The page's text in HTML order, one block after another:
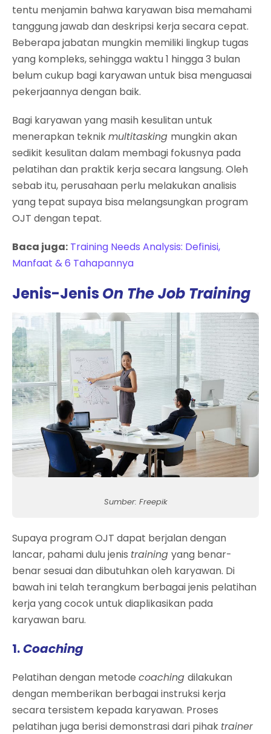
tentu menjamin bahwa karyawan bisa memahami
tanggung jawab dan deskripsi kerja secara cepat.
Beberapa jabatan mungkin memiliki lingkup tugas
yang kompleks, sehingga waktu 1 hingga 3 bulan
belum cukup bagi karyawan untuk bisa menguasai
pekerjaannya dengan baik.
Bagi karyawan yang masih kesulitan untuk
menerapkan teknikmultitasking mungkin akan
sedikit kesulitan dalam membagi fokusnya pada
pelatihan dan praktik kerja secara langsung. Oleh
sebab itu, perusahaan perlu melakukan analisis
yang tepat supaya bisa melangsungkan program
OJT dengan tepat.
Baca juga: Training Needs Analysis: Definisi,
Manfaat & 6 Tahapannya
Jenis-Jenis On The Job Training
Sumber: Freepik
Supaya program OJT dapat berjalan dengan
lancar, pahami dulu jenis training yang benar-
benar sesuai dan dibutuhkan oleh karyawan. Di
bawah ini telah terangkum berbagai jenis pelatihan
kerja yang cocok untuk diaplikasikan pada
karyawan baru.
1.Coaching
Pelatihan dengan metode coaching dilakukan
dengan memberikan berbagai instruksi kerja
secara tersistem kepada karyawan. Proses
pelatihan juga berisi demonstrasi dari pihak trainer